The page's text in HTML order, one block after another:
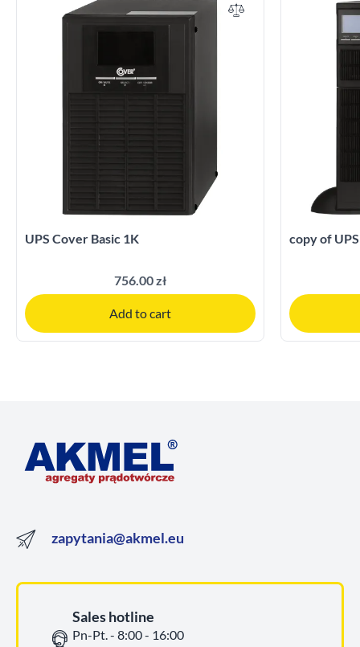
UPS Cover Basic 1K
756.00 zł
Add to cart
copy of
zapytania@akmel.eu
Sales hotline
Pn-Pt. - 8:00 - 16:00